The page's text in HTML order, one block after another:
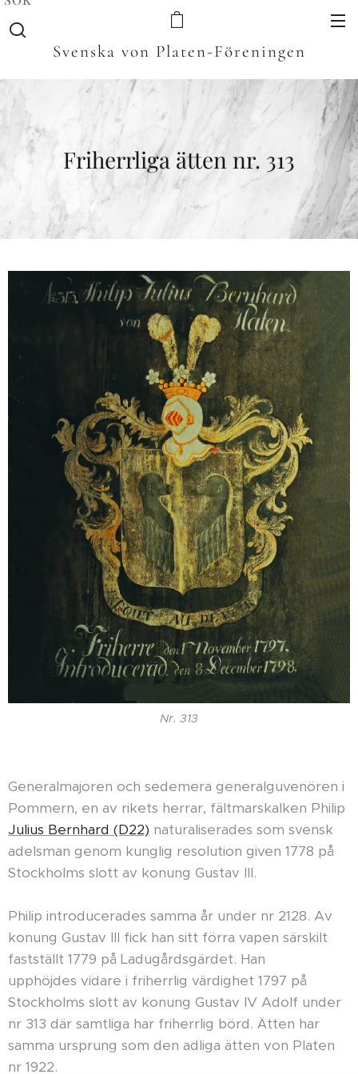
Svenska von Platen-Föreningen
Friherrliga ätten nr. 313
Nr. 313
Generalmajoren och sedemera generalguvenören i
Pommern, en av rikets herrar, fältmarskalken Philip
Julius Bernhard (D22) naturaliserades som svensk
adelsman genom kunglig resolution given 1778 på
Stockholms slott av konung Gustav III.
Philip introducerades samma år under nr 2128. Av
konung Gustav III fick han sitt förra vapen särskilt
fastställt 1779 på Ladugårdsgärdet. Han
upphöjdes vidare i friherrlig värdighet 1797 på
Stockholms slott av konung Gustav IV Adolf under
nr 313 där samtliga har friherrlig börd. Ätten har
samma ursprung som den adliga ätten von Platen
nr 1922.